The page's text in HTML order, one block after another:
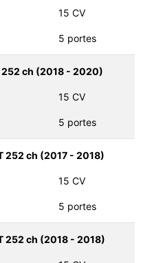
15 CV
5 portes
252 ch (2018 - 2020)
15 CV
5 portes
252 ch (2017 - 2018)
15 CV
5 portes
252 ch (2018 - 2018)